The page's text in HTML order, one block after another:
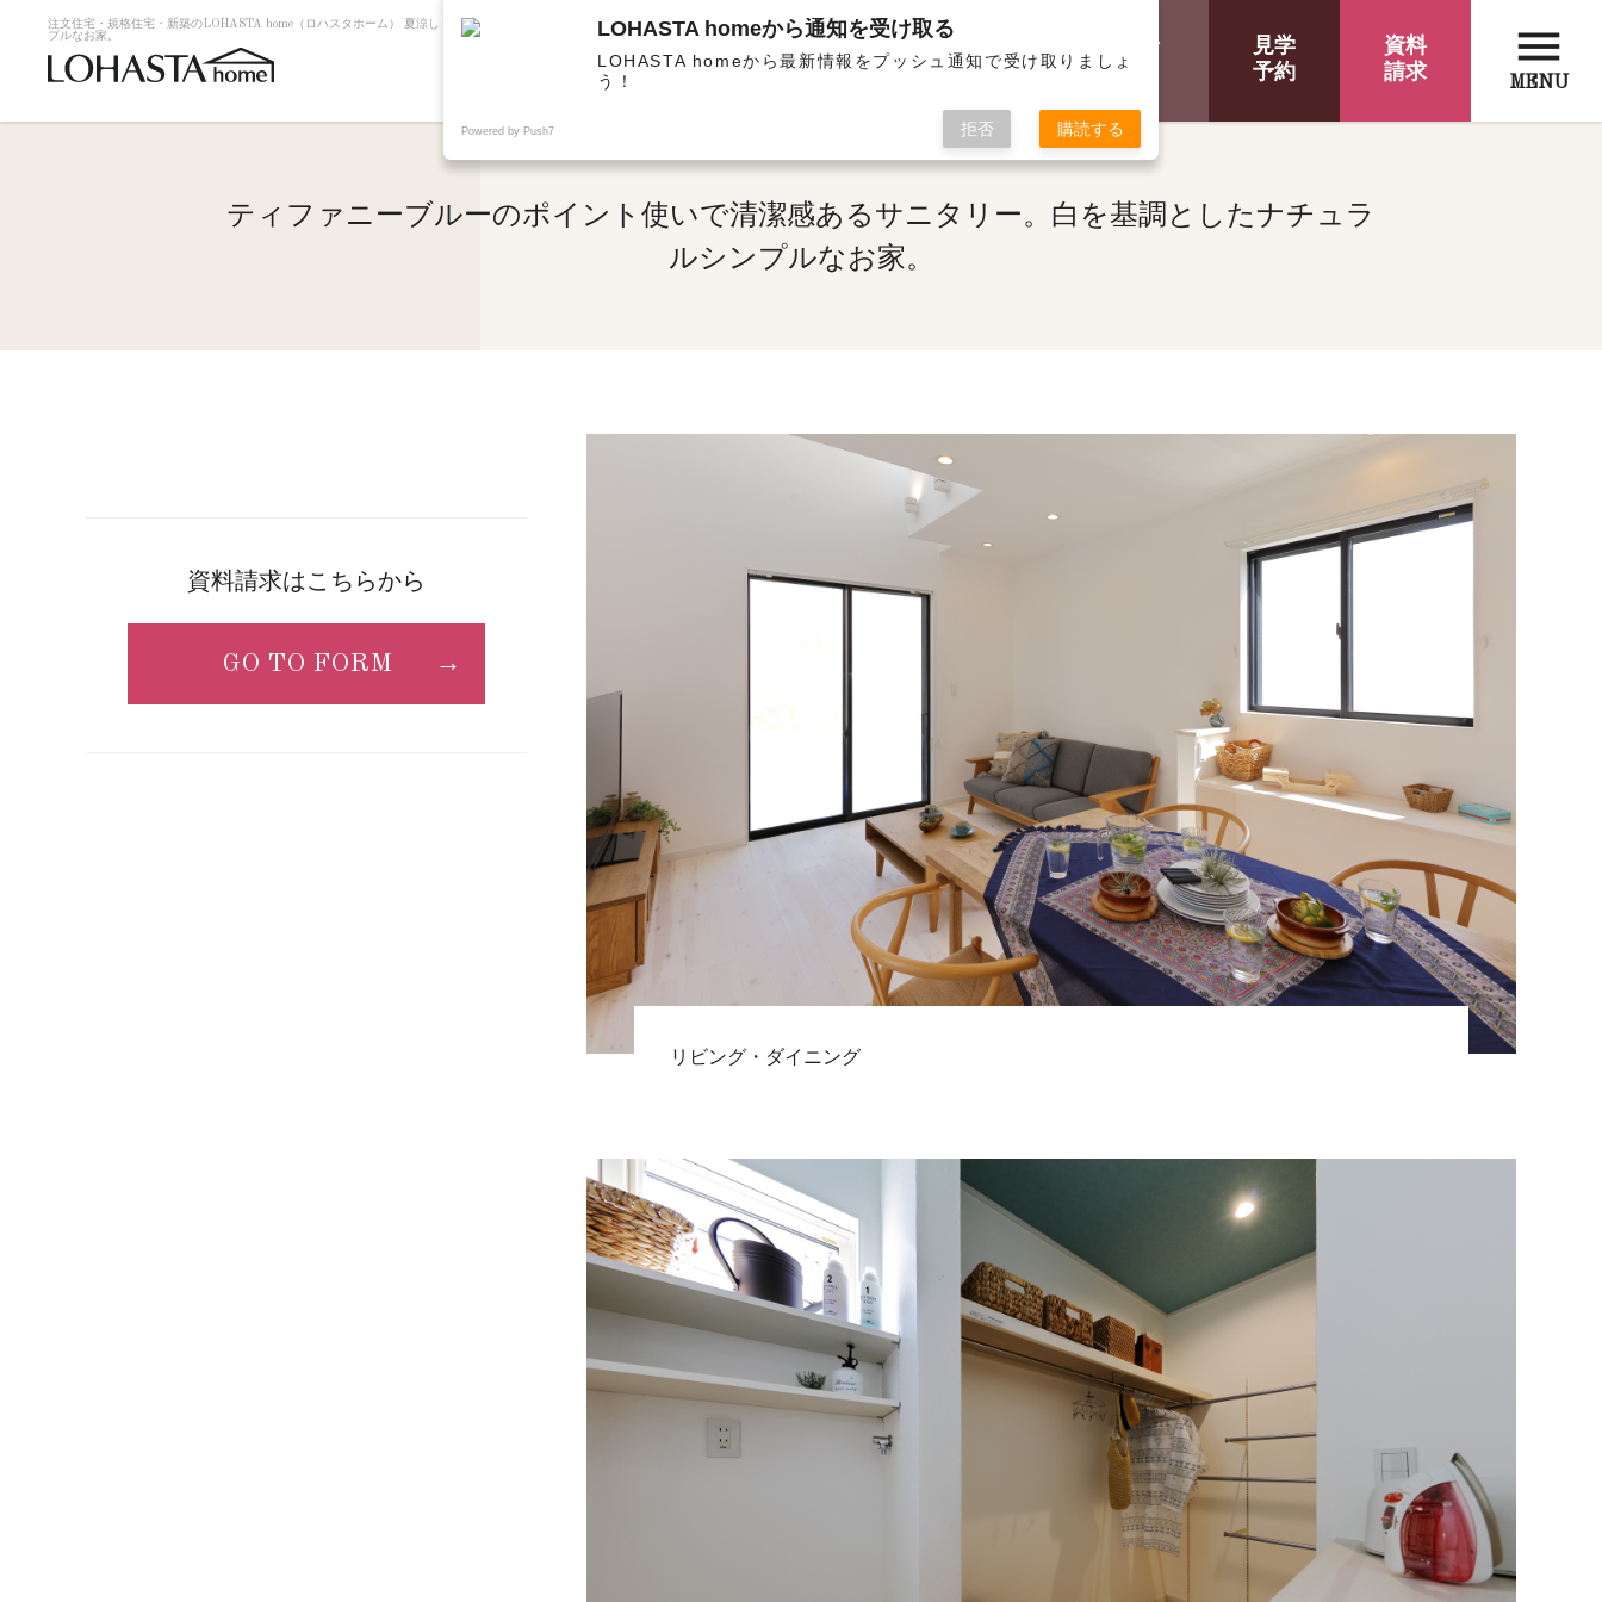
注文住宅・規格住宅・新築のLOHASTA home（ロハスタホーム） 夏涼しく冬暖かい高断熱・高気密の高性能住宅 | ティファニーブルーのポイント使いで清潔感あるサニタリー。白を基調としたナチュラルシン
プルなお家。
オンライン
相談
見学
予約
資料
請求
menu
MENU
ティファニーブルーのポイント使いで清潔感あるサニタリー。白を基調としたナチュラ
ルシンプルなお家。
資料請求はこちらから
GO TO FORM →
リビング・ダイニング
LOHASTA homeから通知を受け取る
LOHASTA homeから最新情報をプッシュ通知で受け取りましょ
う！
Powered by Push7 拒否 購読する